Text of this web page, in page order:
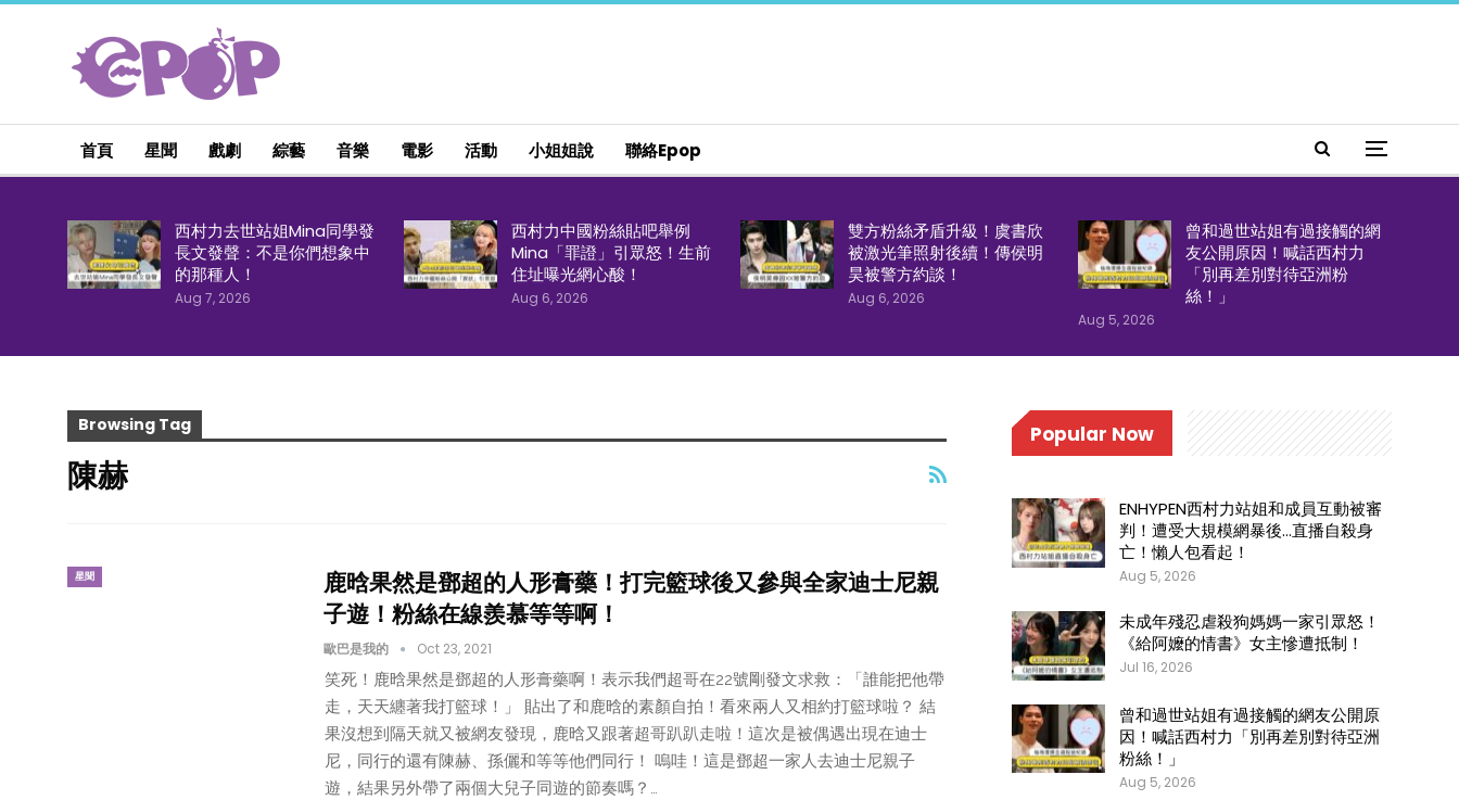
首頁 星聞 戲劇 綜藝 音樂 電影 活動 小姐姐說 聯絡epop
西村力去世站姐Mina同學發
長文發聲：不是你們想象中
的那種人！
Aug 7, 2026
西村力中國粉絲貼吧舉例
Mina「罪證」引眾怒！生前
住址曝光網心酸！
Aug 6, 2026
雙方粉絲矛盾升級！虞書欣
被激光筆照射後續！傳侯明
昊被警方約談！
Aug 6, 2026
曾和過世站姐有過接觸的網
友公開原因！喊話西村力
「別再差別對待亞洲粉
絲！」
Aug 5, 2026
Browsing Tag
陳赫
星聞
鹿晗果然是鄧超的人形膏藥！打完籃球後又參與全家迪士尼親
子遊！粉絲在線羨慕等等啊！
歐巴是我的 Oct 23, 2021
笑死！鹿晗果然是鄧超的人形膏藥啊！表示我們超哥在22號剛發文求救：「誰能把他帶
走，天天纏著我打籃球！」 貼出了和鹿晗的素顏自拍！看來兩人又相約打籃球啦？ 結
果沒想到隔天就又被網友發現，鹿晗又跟著超哥趴趴走啦！這次是被偶遇出現在迪士
尼，同行的還有陳赫、孫儷和等等他們同行！ 嗚哇！這是鄧超一家人去迪士尼親子
遊，結果另外帶了兩個大兒子同遊的節奏嗎？…
Popular Now
ENHYPEN西村力站姐和成員互動被審
判！遭受大規模網暴後…直播自殺身
亡！懶人包看起！
Aug 5, 2026
未成年殘忍虐殺狗媽媽一家引眾怒！
《給阿嬤的情書》女主慘遭抵制！
Jul 16, 2026
曾和過世站姐有過接觸的網友公開原
因！喊話西村力「別再差別對待亞洲
粉絲！」
Aug 5, 2026